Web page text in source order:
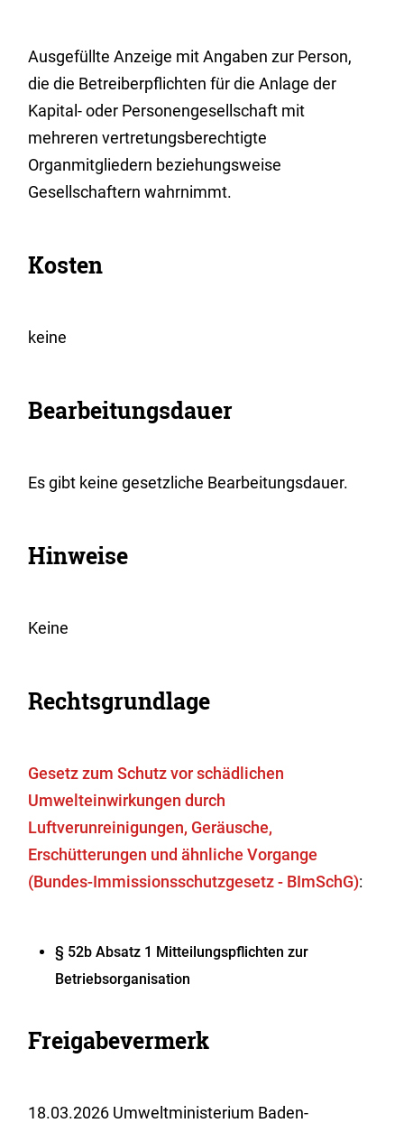
Ausgefüllte Anzeige mit Angaben zur Person,
die die Betreiberpflichten für die Anlage der
Kapital- oder Personengesellschaft mit
mehreren vertretungsberechtigte
Organmitgliedern beziehungsweise
Gesellschaftern wahrnimmt.
Kosten
keine
Bearbeitungsdauer
Es gibt keine gesetzliche Bearbeitungsdauer.
Hinweise
Keine
Rechtsgrundlage
Gesetz zum Schutz vor schädlichen
Umwelteinwirkungen durch
Luftverunreinigungen, Geräusche,
Erschütterungen und ähnliche Vorgange
(Bundes-Immissionsschutzgesetz - BImSchG):
§ 52b Absatz 1 Mitteilungspflichten zur
Betriebsorganisation
Freigabevermerk
18.03.2026 Umweltministerium Baden-